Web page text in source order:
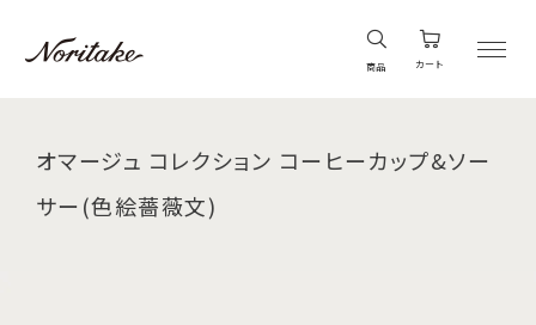
商品 カート
オマージュ コレクション コーヒーカップ&ソー
サー(色絵薔薇文)